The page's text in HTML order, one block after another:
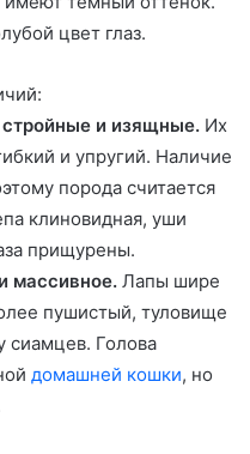
цвет глаз.
и изящные. Их
и упругий. Наличие
порода считается
клиновидная, уши
прищурены.
массивное. Лапы шире
пушистый, туловище
сиамцев. Голова
домашней кошки, но